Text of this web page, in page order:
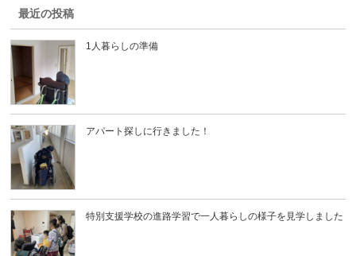
最近の投稿
1人暮らしの準備
アパート探しに行きました！
特別支援学校の進路学習で一人暮らしの様子を見学しました